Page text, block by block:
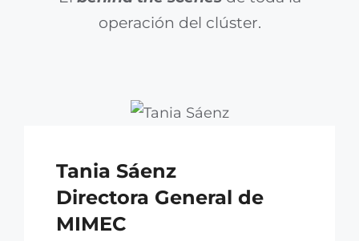
operación del clúster.
Tania Sáenz
Directora General de
MIMEC